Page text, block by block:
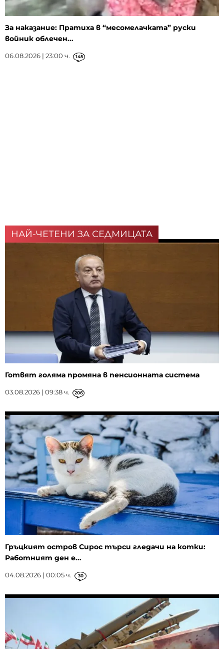
За наказание: Пратиха в “месомелачката” руски
войник облечен...
06.08.2026 | 23:00 ч. 145
НАЙ-ЧЕТЕНИ ЗА СЕДМИЦАТА
Готвят голяма промяна в пенсионната система
03.08.2026 | 09:38 ч. 206
Гръцкият остров Сирос търси гледачи на котки:
Работният ден е...
04.08.2026 | 00:05 ч. 30